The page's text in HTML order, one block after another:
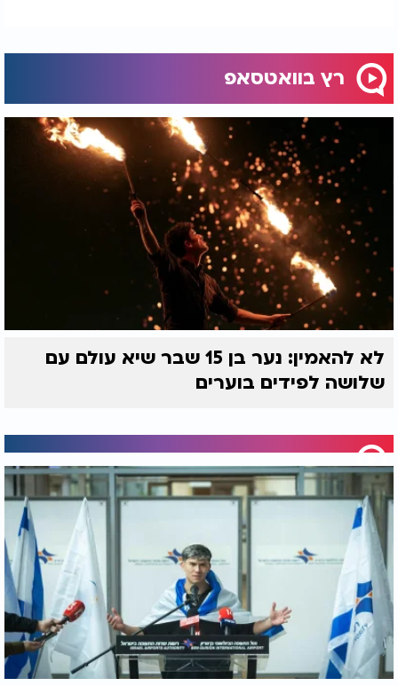
רץ בוואטסאפ
לא להאמין: נער בן 15 שבר שיא עולם עם
שלושה לפידים בוערים